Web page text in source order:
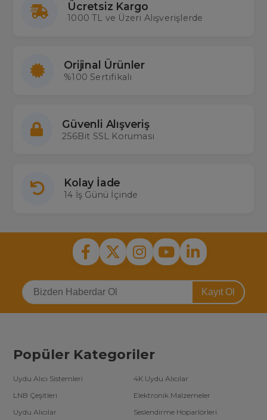
Ücretsiz Kargo
1000 TL ve Üzeri Alışverişlerde
Orijinal Ürünler
%100 Sertifikalı
Güvenli Alışveriş
256Bit SSL Koruması
Kolay İade
14 İş Günü İçinde
Kayıt Ol
Popüler Kategoriler
Uydu Alıcı Sistemleri
4K Uydu Alıcılar
LNB Çeşitleri
Elektronik Malzemeler
Uydu Alıcılar
Seslendirme Hoparlörleri